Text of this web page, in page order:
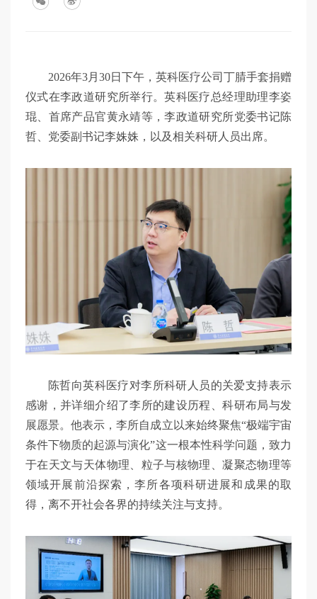
2026年3月30日下午，英科医疗公司丁腈手套捐赠
仪式在李政道研究所举行。英科医疗总经理助理李姿
琨、首席产品官黄永靖等，李政道研究所党委书记陈
哲、党委副书记李姝姝，以及相关科研人员出席。
陈哲向英科医疗对李所科研人员的关爱支持表示
感谢，并详细介绍了李所的建设历程、科研布局与发
展愿景。他表示，李所自成立以来始终聚焦“极端宇宙
条件下物质的起源与演化”这一根本性科学问题，致力
于在天文与天体物理、粒子与核物理、凝聚态物理等
领域开展前沿探索，李所各项科研进展和成果的取
得，离不开社会各界的持续关注与支持。